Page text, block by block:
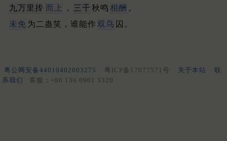
九万里抟 而上 ， 三千 秋鸣 相酬 。
未免 为二蛊笑，谁能作 双鸟 囚。
粤公网安备44010402003275 粤ICP备17077571号 关于本站
联
系我们
客服：+86 136 0901 3320